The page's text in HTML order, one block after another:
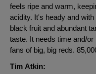
feels ripe and warm,
acidity. It's heady and
black fruit and abundant
taste. It needs time and/
fans of big, big reds.
Tim Atkin: